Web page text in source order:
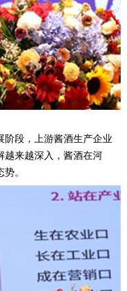
阶段，上游酱酒生产企业
越来越深入，酱酒在河
。